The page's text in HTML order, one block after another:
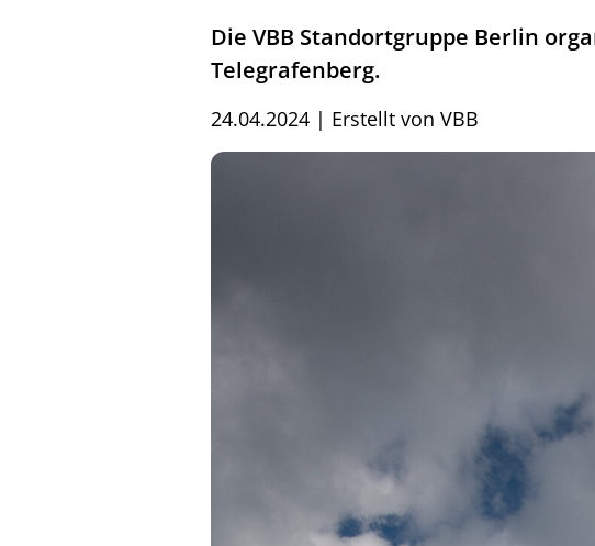
Die VBB Standortgruppe Berlin
Telegrafenberg.
24.04.2024 | Erstellt von VBB